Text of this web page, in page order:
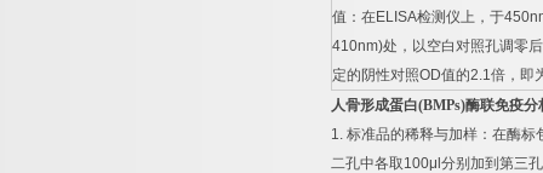
值：在ELISA检测仪上，于
410nm)处，以空白对照孔调零
定的阴性对照OD值的2.1倍，即
人骨形成蛋白(BMPs)酶联免疫分
1. 标准品的稀释与加样：在酶标
二孔中各取100μl 分别加到第三